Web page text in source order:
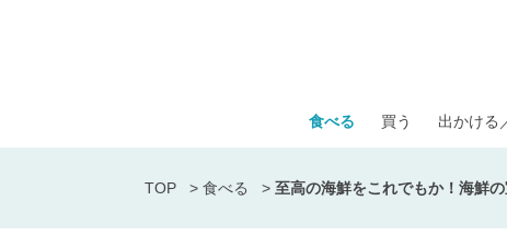
食べる 買う 出かける
TOP > 食べる > 至高の海鮮をこれでもか！海鮮